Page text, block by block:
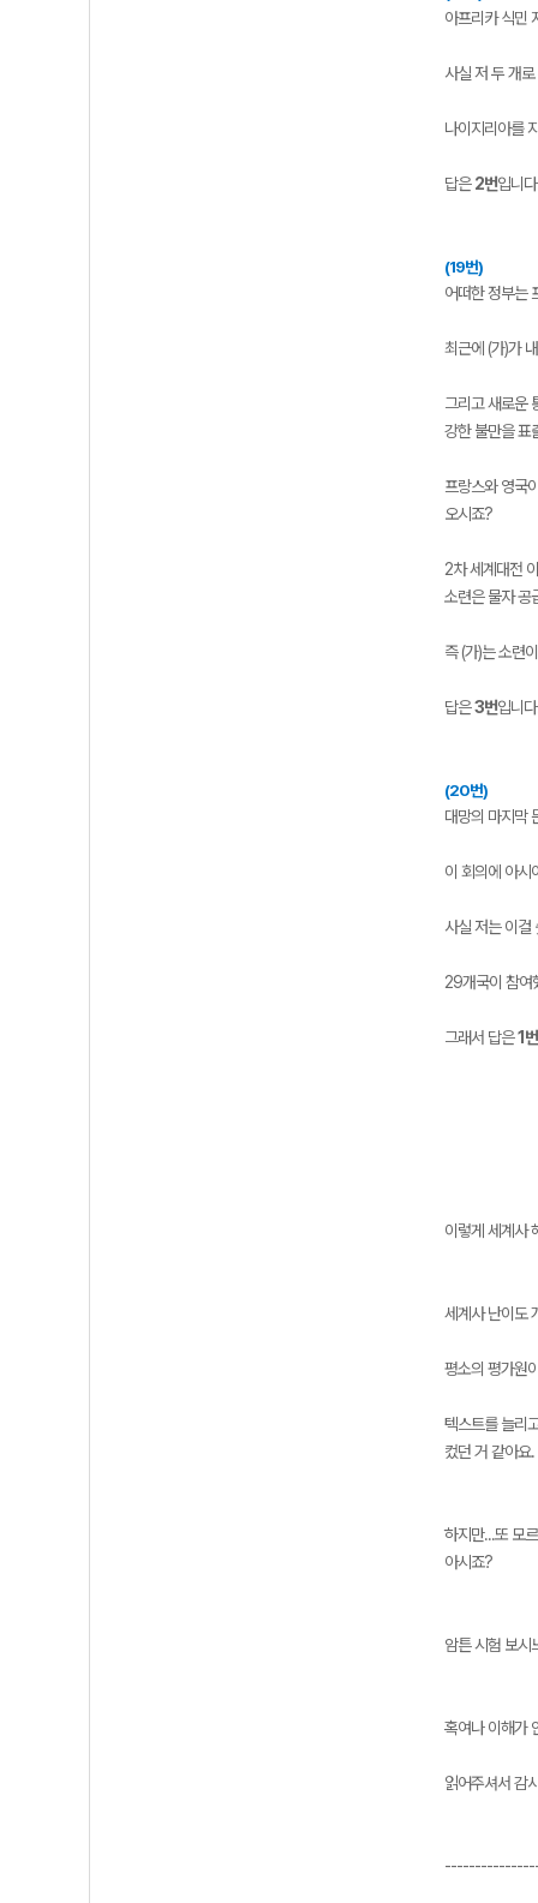
아프리카 식민
사실 저 두 개
나이지리아를
답은2번입니
(19번)
어떠한 정부는
최근에 (가)가
그리고 새로운
강한 불만을 표
프랑스와 영국
오시죠?
2차 세계대전
소련은 물자 공
즉 (가)는 소련
답은3번입니
(20번)
대망의 마지막
이 회의에 아시
사실 저는 이걸
29개국이 참여
그래서 답은1번
이렇게 세계사
세계사 난이도
평소의 평가원
텍스트를 늘리
컸던 거 같아요.
하지만...또 모
아시죠?
암튼 시험 보시
혹여나 이해가
읽어주셔서 감